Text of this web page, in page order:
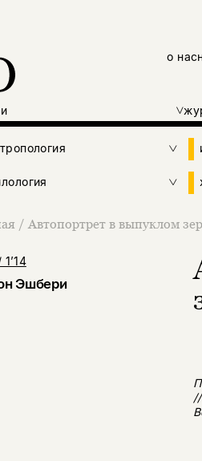
о нас
/ Автопортрет в выпуклом
Эшбери